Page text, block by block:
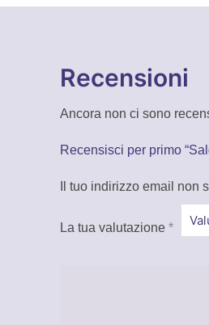
Recensioni
Ancora non ci sono
Recensisci per primo
Il tuo indirizzo email non
La tua valutazione *